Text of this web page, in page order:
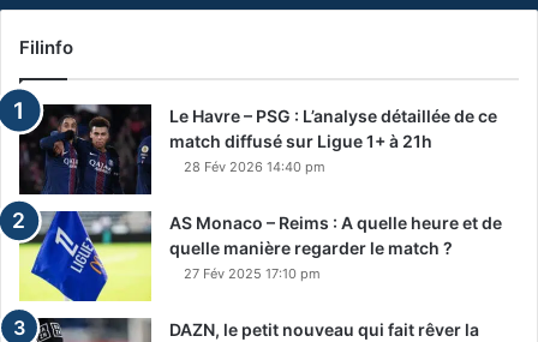
Filinfo
Le Havre – PSG : L’analyse détaillée de ce
match diffusé sur Ligue 1+ à 21h
28 Fév 2026 14:40 pm
AS Monaco – Reims : A quelle heure et de
quelle manière regarder le match ?
27 Fév 2025 17:10 pm
DAZN, le petit nouveau qui fait rêver la